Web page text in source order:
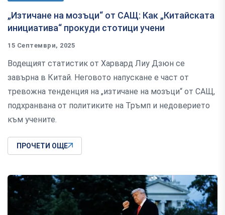
„Изтичане на мозъци“ от САЩ: Как „Китайската
инициатива“ прокуди стотици учени
15 Септември, 2025
Водещият статистик от Харвард Лиу Дзюн се
завърна в Китай. Неговото напускане е част от
тревожна тенденция на „изтичане на мозъци“ от САЩ,
подхранвана от политиките на Тръмп и недоверието
към учените.
ПРОЧЕТИ ОЩЕ